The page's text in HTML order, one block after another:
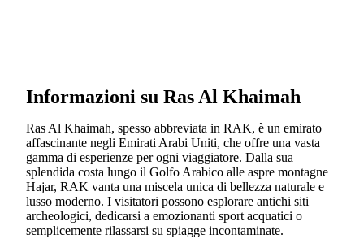
Informazioni su Ras Al Khaimah
Ras Al Khaimah, spesso abbreviata in RAK, è un emirato
affascinante negli Emirati Arabi Uniti, che offre una vasta
gamma di esperienze per ogni viaggiatore. Dalla sua
splendida costa lungo il Golfo Arabico alle aspre montagne
Hajar, RAK vanta una miscela unica di bellezza naturale e
lusso moderno. I visitatori possono esplorare antichi siti
archeologici, dedicarsi a emozionanti sport acquatici o
semplicemente rilassarsi su spiagge incontaminate.